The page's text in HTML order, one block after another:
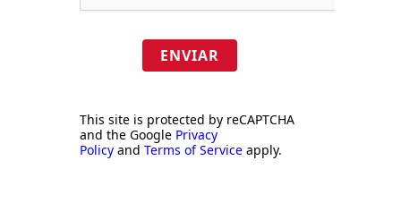
ENVIAR
This site is protected by reCAPTCHA
and the Google Privacy
Policy and Terms of Service apply.